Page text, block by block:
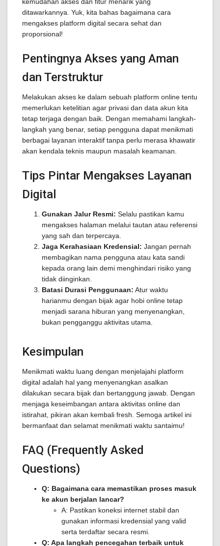
ditawarkannya. Yuk, kita bahas bagaimana cara
mengakses platform digital secara sehat dan
proporsional!
Pentingnya Akses yang Aman
dan Terstruktur
Melakukan akses ke dalam sebuah platform online tentu
memerlukan ketelitian agar privasi dan data akun kita
tetap terjaga dengan baik. Dengan memahami langkah-
langkah yang benar, setiap pengguna dapat menikmati
berbagai layanan interaktif tanpa perlu merasa khawatir
akan kendala teknis maupun masalah keamanan.
Tips Pintar Mengakses Layanan
Digital
Gunakan Jalur Resmi: Selalu pastikan kamu
mengakses halaman melalui tautan atau referensi
yang sah dan terpercaya.
Jaga Kerahasiaan Kredensial: Jangan pernah
membagikan nama pengguna atau kata sandi
kepada orang lain demi menghindari risiko yang
tidak diinginkan.
Batasi Durasi Penggunaan: Atur waktu
harianmu dengan bijak agar hobi online tetap
menjadi sarana hiburan yang menyenangkan,
bukan pengganggu aktivitas utama.
Kesimpulan
Menikmati waktu luang dengan menjelajahi platform
digital adalah hal yang menyenangkan asalkan
dilakukan secara bijak dan bertanggung jawab. Dengan
menjaga keseimbangan antara aktivitas online dan
istirahat, pikiran akan kembali fresh. Semoga artikel ini
bermanfaat dan selamat menikmati waktu santaimu!
FAQ (Frequently Asked
Questions)
Q: Bagaimana cara memastikan proses masuk
ke akun berjalan lancar?
A: Pastikan koneksi internet stabil dan
gunakan informasi kredensial yang valid
serta terdaftar secara resmi.
Q: Apa langkah pencegahan terbaik untuk